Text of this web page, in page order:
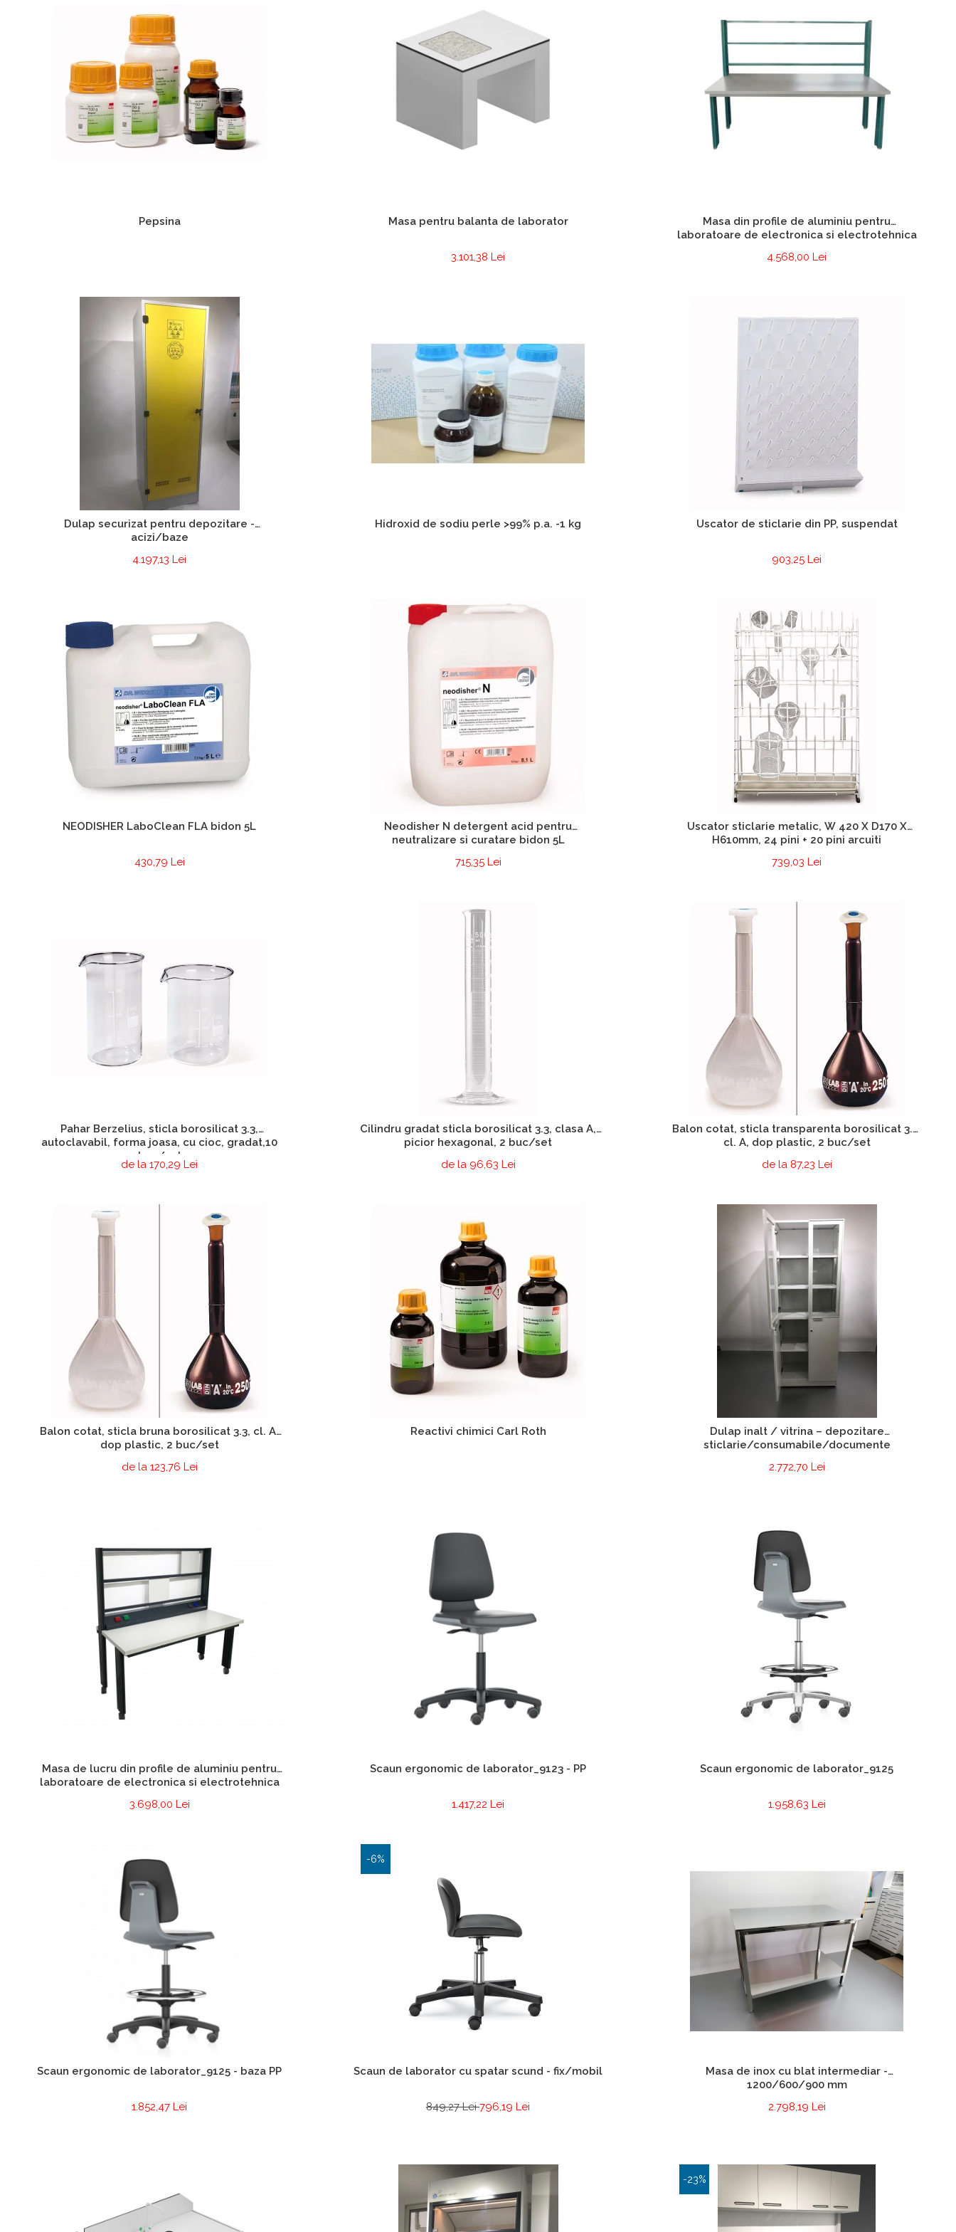
Uscatoare de sticlarie
Ventilatie / Exhaustare
Dulapuri De Laborator/Corpuri
Dulapuri de reactivi
Pepsina Masa pentru balanta de laborator
3.101,38 Lei
Masa din profile de aluminiu pentru
laboratoare de electronica si electrotehnica
4.568,00 Lei
Dulap securizat pentru depozitare -
acizi/baze
4.197,13 Lei
Hidroxid de sodiu perle >99% p.a. -1 kg Uscator de sticlarie din PP, suspendat
903,25 Lei
NEODISHER LaboClean FLA bidon 5L
430,79 Lei
Neodisher N detergent acid pentru
neutralizare si curatare bidon 5L
715,35 Lei
Uscator sticlarie metalic, W 420 X D170 X
H610mm, 24 pini + 20 pini arcuiti
739,03 Lei
Pahar Berzelius, sticla borosilicat 3.3,
autoclavabil, forma joasa, cu cioc, gradat,10
buc/set
de la 170,29 Lei
Cilindru gradat sticla borosilicat 3.3, clasa A,
picior hexagonal, 2 buc/set
de la 96,63 Lei
Balon cotat, sticla transparenta borosilicat 3.3,
cl. A, dop plastic, 2 buc/set
de la 87,23 Lei
Balon cotat, sticla bruna borosilicat 3.3, cl. A,
dop plastic, 2 buc/set
de la 123,76 Lei
Reactivi chimici Carl Roth
Dulap inalt / vitrina – depozitare
sticlarie/consumabile/documente
2.772,70 Lei
Masa de lucru din profile de aluminiu pentru
laboratoare de electronica si electrotehnica
3.698,00 Lei
Scaun ergonomic de laborator_9123 - PP
1.417,22 Lei
Scaun ergonomic de laborator_9125
1.958,63 Lei
Scaun ergonomic de laborator_9125 - baza PP
1.852,47 Lei
-6%
Scaun de laborator cu spatar scund - fix/mobil
849,27 Lei796,19 Lei
Masa de inox cu blat intermediar -
1200/600/900 mm
2.798,19 Lei
-23%